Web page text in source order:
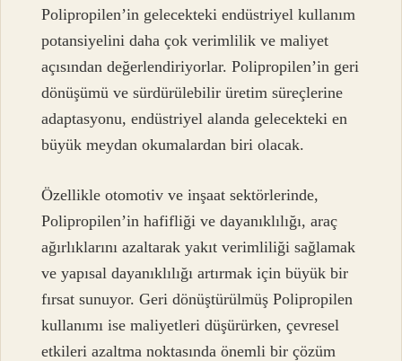
Polipropilen’in gelecekteki endüstriyel kullanım
potansiyelini daha çok verimlilik ve maliyet
açısından değerlendiriyorlar. Polipropilen’in geri
dönüşümü ve sürdürülebilir üretim süreçlerine
adaptasyonu, endüstriyel alanda gelecekteki en
büyük meydan okumalardan biri olacak.
Özellikle otomotiv ve inşaat sektörlerinde,
Polipropilen’in hafifliği ve dayanıklılığı, araç
ağırlıklarını azaltarak yakıt verimliliği sağlamak
ve yapısal dayanıklılığı artırmak için büyük bir
fırsat sunuyor. Geri dönüştürülmüş Polipropilen
kullanımı ise maliyetleri düşürürken, çevresel
etkileri azaltma noktasında önemli bir çözüm